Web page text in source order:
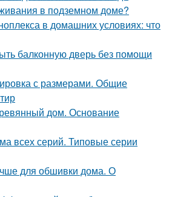
в подземном доме?
в домашних условиях: что
балконную дверь без помощи
с размерами. Общие
дом. Основание
серий. Типовые серии
для обшивки дома. О